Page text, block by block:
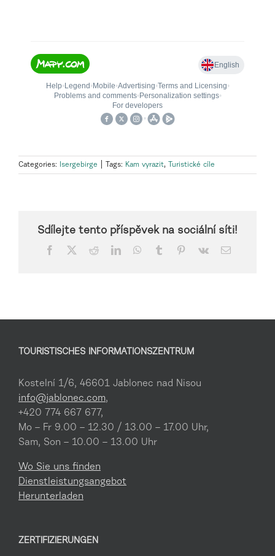
Categories: Isergebirge Tags: Kam vyrazit, Turistické cíle
Sdílejte tento příspěvek na sociální síti!
Facebook RedditLinkedInWhatsApp
Tumblr Pinterest
Vk Email
TOURISTISCHES INFORMATIONSZENTRUM
Kostelní 1/6, 46601 Jablonec nad Nisou
info@jablonec.com,
+420 774 667 677,
Mo – Fr 9.00 – 12.30 / 13.00 – 17.00 Uhr,
Sam, Son – 10.00 – 13.00 Uhr
Wo Sie uns finden
Dienstleistungsangebot
Herunterladen
ZERTIFIZIERUNGEN